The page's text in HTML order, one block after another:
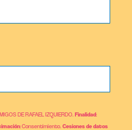
DE RAFAEL IZQUIERDO.Finalidad:
: Consentimiento.Cesiones de datos